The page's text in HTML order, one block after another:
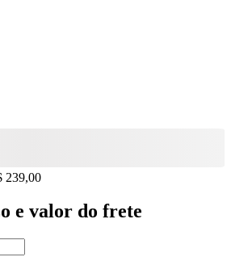
239,00
e valor do frete